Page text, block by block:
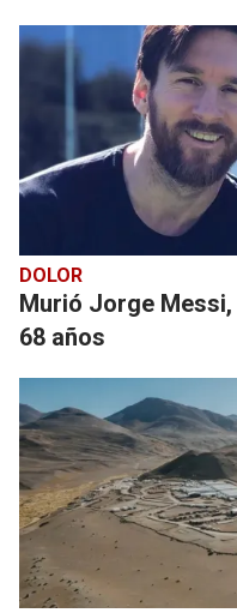
DOLOR
Murió Jorge Messi,
68 años